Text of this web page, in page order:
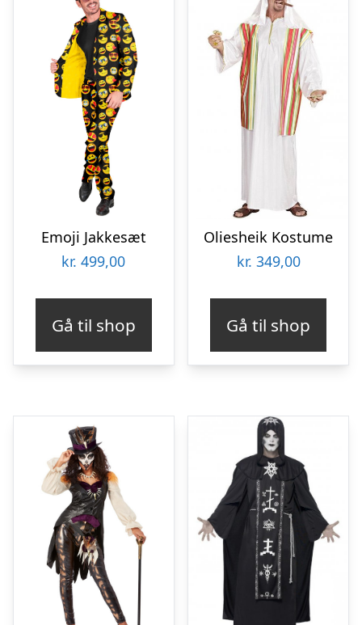
Emoji Jakkesæt
kr. 499,00
Gå til shop
Oliesheik Kostume
kr. 349,00
Gå til shop